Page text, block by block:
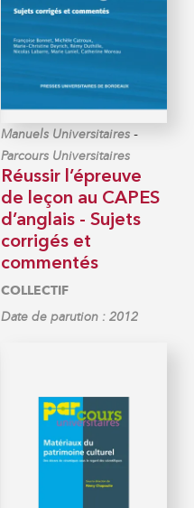
Manuels Universitaires -
Parcours Universitaires
Réussir l’épreuve
de leçon au CAPES
d’anglais - Sujets
corrigés et
commentés
COLLECTIF
Date de parution : 2012